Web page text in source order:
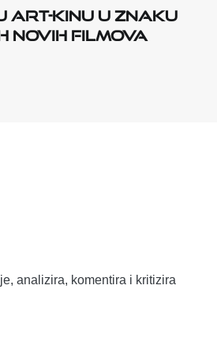
Art-kinu u znaku
novih filmova
analizira, komentira i kritizira